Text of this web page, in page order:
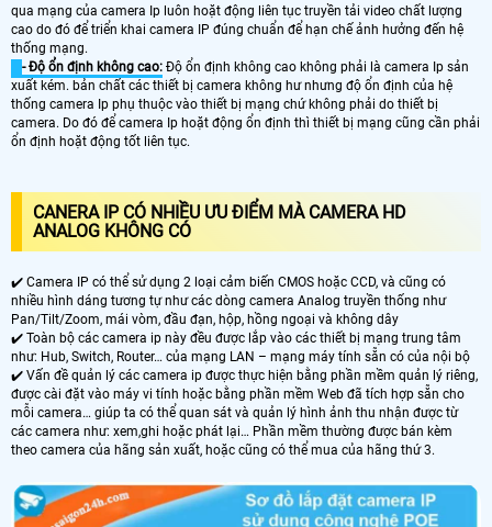
qua mạng của camera Ip luôn hoặt động liên tục truyền tải video chất lượng
cao do đó để triển khai camera IP đúng chuẩn để hạn chế ảnh hưởng đến hệ
thống mạng.
- Độ ổn định không cao: Độ ổn định không cao không phải là camera Ip sản
xuất kém. bản chất các thiết bị camera không hư nhưng độ ổn định của hệ
thống camera Ip phụ thuộc vào thiết bị mạng chứ không phải do thiết bị
camera. Do đó để camera Ip hoặt động ổn định thì thiết bị mạng cũng cần phải
ổn định hoặt động tốt liên tục.
CANERA IP CÓ NHIỀU ƯU ĐIỂM MÀ CAMERA HD
ANALOG KHÔNG CÓ
✔️ Camera IP có thể sử dụng 2 loại cảm biến CMOS hoặc CCD, và cũng có
nhiều hình dáng tương tự như các dòng camera Analog truyền thống như
Pan/Tilt/Zoom, mái vòm, đầu đạn, hộp, hồng ngoại và không dây
✔️ Toàn bộ các camera ip này đều được lắp vào các thiết bị mạng trung tâm
như: Hub, Switch, Router… của mạng LAN – mạng máy tính sẵn có của nội bộ
✔️ Vấn đề quản lý các camera ip được thực hiện bằng phần mềm quản lý riêng,
được cài đặt vào máy vi tính hoặc bằng phần mềm Web đã tích hợp sẵn cho
mỗi camera… giúp ta có thể quan sát và quản lý hình ảnh thu nhận được từ
các camera như: xem,ghi hoặc phát lại… Phần mềm thường được bán kèm
theo camera của hãng sản xuất, hoặc cũng có thể mua của hãng thứ 3.